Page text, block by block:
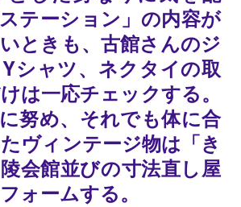
テーション」の内容が
ときも、古館さんのジ
シャツ、ネクタイの取
は一応チェックする。
努め、それでも体に合
ヴィンテージ物は「き
会館並びの寸法直し屋
ォームする。